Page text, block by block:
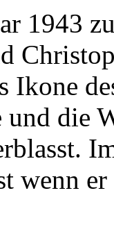
1943
Ikone
die
wenn